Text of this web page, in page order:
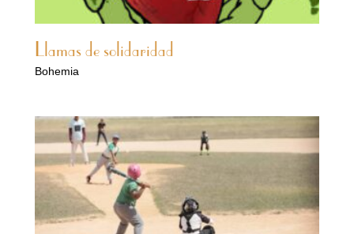
Llamas de solidaridad
Bohemia